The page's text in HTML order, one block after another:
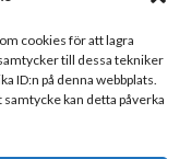
cookies för att lagra
till dessa tekniker
ID:n på denna webbplats.
kan detta påverka
guide, inte en manual. Om
felaktig, skicka gärna ett